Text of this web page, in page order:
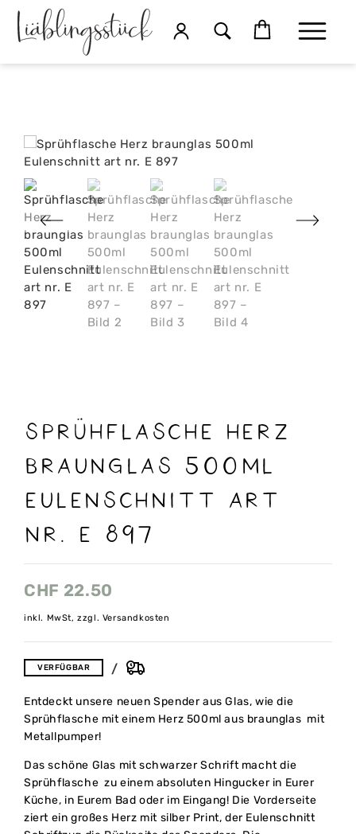
Sprühflasche Herz
braunglas 500ml
Eulenschnitt art
nr. E 897
CHF 22.50
inkl. MwSt, zzgl. Versandkosten
VERFÜGBAR
Entdeckt unsere neuen Spender aus Glas, wie die
Sprühflasche mit einem Herz 500ml aus braunglas mit
Metallpumper!
Das schöne Glas mit schwarzer Schrift macht die
Sprühflasche zu einem absoluten Hingucker in Eurer
Küche, in Eurem Bad oder im Eingang! Die Vorderseite
ziert ein großes Herz mit silber Print, der Eulenschnitt